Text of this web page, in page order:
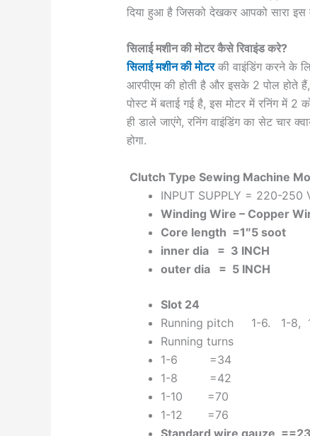
दिया हुआ है जिसको देखकर आपको सारा
सिलाई मशीन की मोटर कैसे रिवाइंड करे?
सिलाई मशीन की मोटरकी वाइंडिंग करने के
आरपीएम की होती है और इसके 2 पोल होते
पोस्ट में बताई गई है, इस मोटर में रनिंग में 2
ही डाले जाएंगे, रनिंग वाइंडिंग का सेट चार
होगा.
Clutch Type Sewing Machine
INPUT SUPPLY = 220-250
Winding Wire – Copper
Core length =1″5 soot
inner dia = 3 INCH
outer dia = 5 INCH
Slot 24
Running pitch 1-6. 1-8,
Running turns
1-6 =34
1-8 =42
1-10 =70
1-12 =76
Standard wire gauze